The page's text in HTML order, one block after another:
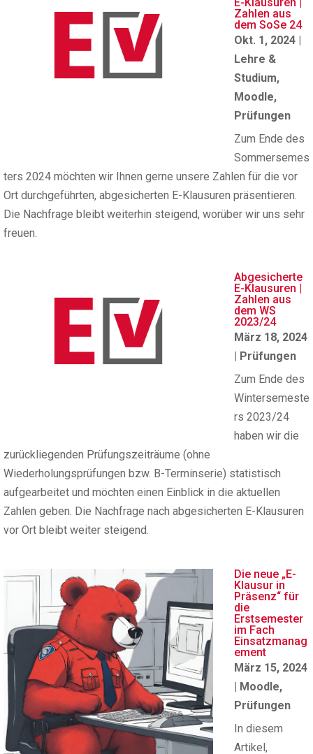
Zahlen aus
dem SoSe 24
Okt. 1, 2024 |
Lehre &
Studium,
Moodle,
Prüfungen
Zum Ende des
Sommersemes
ters 2024 möchten wir Ihnen gerne unsere Zahlen für die vor
Ort durchgeführten, abgesicherten E-Klausuren präsentieren.
Die Nachfrage bleibt weiterhin steigend, worüber wir uns sehr
freuen.
Abgesicherte
E-Klausuren |
Zahlen aus
dem WS
2023/24
März 18, 2024
| Prüfungen
Zum Ende des
Wintersemeste
rs 2023/24
haben wir die
zurückliegenden Prüfungszeiträume (ohne
Wiederholungsprüfungen bzw. B-Terminserie) statistisch
aufgearbeitet und möchten einen Einblick in die aktuellen
Zahlen geben. Die Nachfrage nach abgesicherten E-Klausuren
vor Ort bleibt weiter steigend.
Die neue „E-
Klausur in
Präsenz“ für
die
Erstsemester
im Fach
Einsatzmanag
ement
März 15, 2024
| Moodle,
Prüfungen
In diesem
Artikel,